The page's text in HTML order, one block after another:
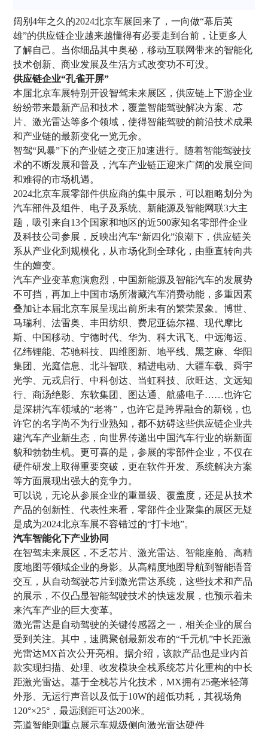
阔别4年之久的2024北京车展回来了，一向做“幕后英
雄”的供应链企业越来越懂得有必要走到台前，让更多人
了解自己。当你细品其中奥秘，移动互联网带来的智能化
技术创新、商业发展及生活方式改变功不可没。
供应链企业“孔雀开屏”
本届北京车展特别开设智驾未来展区，供应链上下游企业
纷纷带来最新产品和技术，覆盖智能驾驶解决方案、芯
片、激光雷达等多个领域，使得智能驾驶的前沿技术成果
和产业链的最新变化一览无余。
智驾“风暴”下的产业链之变正加速进行。随着智能驾驶技
术的不断发展和普及，汽车产业链正迎来广阔的发展空间
和难得的市场机遇。
2024北京车展零部件供应商的集中展示，可以粗略划分为
汽车部件及组件、电子及系统、新能源及智能网联3大主
题，吸引来自13个国家和地区的近500家知名零部件企业
及科技公司参展，反映出汽车“新四化”浪潮下，供应链关
系从产业化到规模化，从市场化到全球化，由垂直转向共
生的嬗变。
汽车产业变革愈演愈烈，中国新能源及智能汽车的发展势
不可挡，再加上中国市场所潜藏汽车消费动能，多重因素
叠加让本届北京车展呈现出前所未有的繁荣景象。博世、
马瑞利、法雷奥、丰田纺织、费尼亚德尔福、现代摩比
斯、中国移动、宁德时代、华为、科大讯飞、中远海运、
亿纬锂能、芯驰科技、四维图新、地平线、黑芝麻、华阳
集团、光庭信息、北斗智联、精进电动、大疆车载、舜宇
光学、元戎启行、中科创达、当虹科技、欣旺达、文远知
行、商汤绝影、东软集团、图达通、航盛电子……也许它
是深耕汽车领域的“老将”，也许它是跨界融合的新锐，也
许它的名字尚不为行业熟知，都不妨碍这些供应链企业共
建汽车产业新生态，向世界传递出中国汽车行业的崭新面
貌和勃勃生机。更可喜的是，参展的零部件企业，不仅在
硬件研发上取得重要突破，更在软件开发、系统解决方案
等方面展现出强大的竞争力。
可以说，无论从参展企业的重量级、覆盖度，还是从技术
产品的创新性、代表性来看，零部件企业聚集的展区无疑
是成为2024北京车展不容错过的“打卡地”。
汽车智能化下产业协同
在智驾未来展区，不乏芯片、激光雷达、智能座舱、高精
度地图等领域企业的身影。从高精度地图导航到智能语音
交互，从自动驾驶芯片到激光雷达系统，这些技术和产品
的展示，不仅凸显智能驾驶技术的快速发展，也预示着未
来汽车产业的巨大变革。
激光雷达是自动驾驶的关键传感器之一，相关企业的展台
受到关注。其中，速腾聚创最新发布的“千元机”中长距激
光雷达MX首次公开亮相。据介绍，该款产品也是业内首
款实现扫描、处理、收发模块全栈系统芯片化重构的中长
距激光雷达。基于全栈芯片化技术，MX拥有25毫米轻薄
外形、无运行声音以及低于10W的超低功耗，其视场角
120°×25°，最远测距可达200米。
亮道智能则重点展示车规级侧向激光雷达硬件